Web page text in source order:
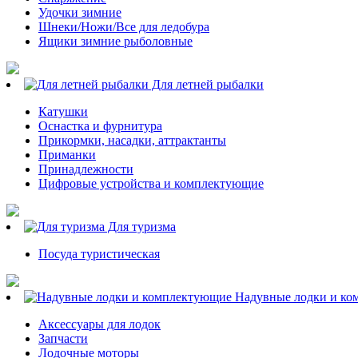
Удочки зимние
Шнеки/Ножи/Все для ледобура
Ящики зимние рыболовные
Для летней рыбалки
Катушки
Оснастка и фурнитура
Прикормки, насадки, аттрактанты
Приманки
Принадлежности
Цифровые устройства и комплектующие
Для туризма
Посуда туристическая
Надувные лодки и
Аксессуары для лодок
Запчасти
Лодочные моторы